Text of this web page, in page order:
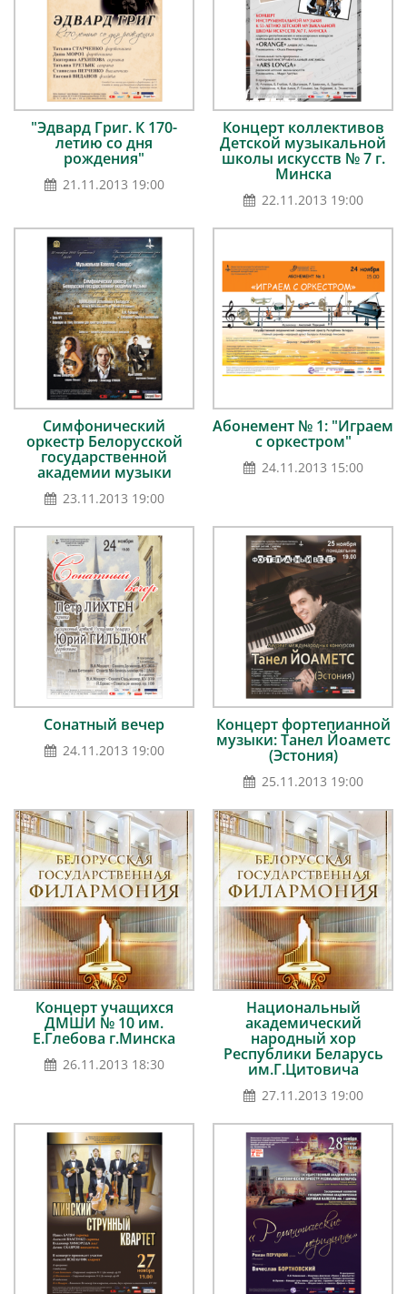
"Эдвард Григ. К 170-
летию со дня
рождения"
21.11.2013 19:00
Концерт коллективов
Детской музыкальной
школы искусств № 7 г.
Минска
22.11.2013 19:00
Симфонический
оркестр Белорусской
государственной
академии музыки
23.11.2013 19:00
Абонемент № 1: "Играем
с оркестром"
24.11.2013 15:00
Сонатный вечер
24.11.2013 19:00
Концерт фортепианной
музыки: Танел Йоаметс
(Эстония)
25.11.2013 19:00
Концерт учащихся
ДМШИ № 10 им.
Е.Глебова г.Минска
26.11.2013 18:30
Национальный
академический
народный хор
Республики Беларусь
им.Г.Цитовича
27.11.2013 19:00